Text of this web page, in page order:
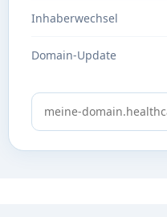
Inhaberwechsel
Domain-Update